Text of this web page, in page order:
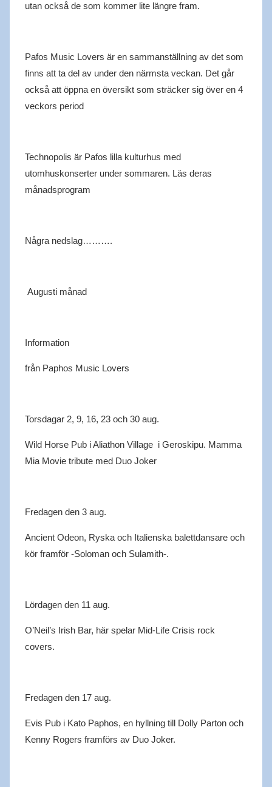
utan också de som kommer lite längre fram.
Pafos Music Lovers är en sammanställning av det som
finns att ta del av under den närmsta veckan. Det går
också att öppna en översikt som sträcker sig över en 4
veckors period
Technopolis är Pafos lilla kulturhus med
utomhuskonserter under sommaren. Läs deras
månadsprogram
Några nedslag……….
Augusti månad
Information
från Paphos Music Lovers
Torsdagar 2, 9, 16, 23 och 30 aug.
WildHorse Pub iAliathon Villagei Geroskipu. Mamma
Mia Movie tributemed Duo Joker
Fredagen den 3 aug.
AncientOdeon, Ryska och Italienska balettdansare och
kör framför -Soloman och Sulamith-.
Lördagen den 11 aug.
O’Neil’s IrishBar, här spelar Mid-Life Crisis rock
covers.
Fredagen den17 aug.
Evis Pub i Kato Paphos, en hyllning till Dolly Parton och
Kenny Rogers framförs av Duo Joker.